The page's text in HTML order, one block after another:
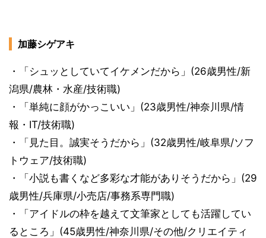
加藤シゲアキ
・「シュッとしていてイケメンだから」(26歳男性/新
潟県/農林・水産/技術職)
・「単純に顔がかっこいい」(23歳男性/神奈川県/情
報・IT/技術職)
・「見た目。誠実そうだから」(32歳男性/岐阜県/ソフ
トウェア/技術職)
・「小説も書くなど多彩な才能がありそうだから」(29
歳男性/兵庫県/小売店/事務系専門職)
・「アイドルの枠を越えて文筆家としても活躍してい
るところ」(45歳男性/神奈川県/その他/クリエイティ